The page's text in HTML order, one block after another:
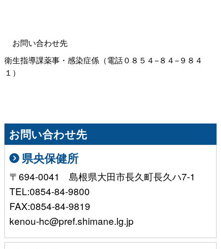
お問い合わせ先
衛生指導課薬事・感染症係（電話０８５４−８４−９８４
１）
お問い合わせ先
県央保健所
〒694-0041 島根県大田市長久町長久ハ7-1
TEL:0854-84-9800
FAX:0854-84-9819
kenou-hc@pref.shimane.lg.jp